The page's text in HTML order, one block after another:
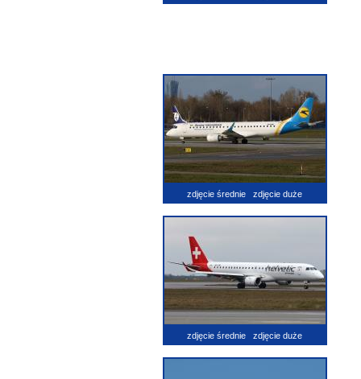
zdjęcie średnie zdjęcie duże
zdjęcie średnie zdjęcie duże